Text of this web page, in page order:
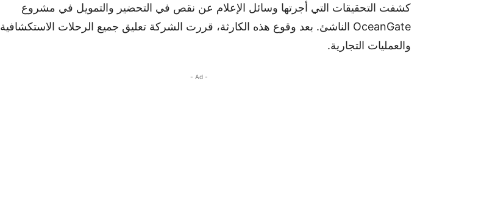
كشفت التحقيقات التي أجرتها وسائل الإعلام عن نقص في التحضير والتمويل في مشروع
OceanGate الناشئ. بعد وقوع هذه الكارثة، قررت الشركة تعليق جميع الرحلات الاستكشافية
والعمليات التجارية.
- Ad -